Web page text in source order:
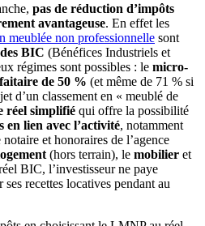
pas de réduction d’impôts
avantageuse. En effet les
meublée non professionnelle sont
BIC (Bénéfices Industriels et
régimes sont possibles : le micro-
de 50 % (et même de 71 % si
d’un classement en « meublé de
réel simplifié qui offre la possibilité
en lien avec l’activité, notamment
et honoraires de l’agence
(hors terrain), le mobilier et
BIC, l’investisseur ne paye
ses recettes locatives pendant au